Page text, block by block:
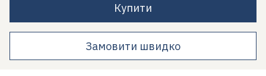
Купити
Замовити швидко